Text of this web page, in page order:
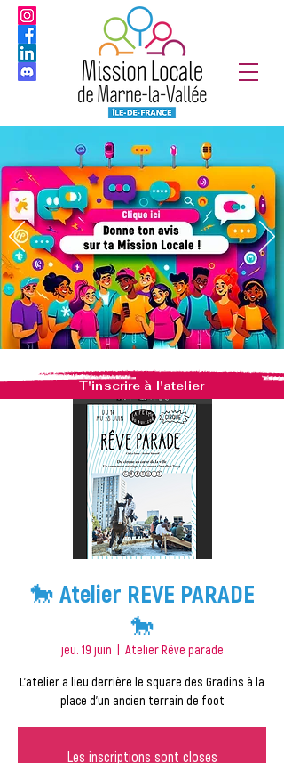
T'inscrire à l'atelier
🐎 Atelier REVE PARADE
🐎
jeu. 19 juin Atelier Rêve parade
L'atelier a lieu derrière le square des Gradins à la
place d'un ancien terrain de foot
Les inscriptions sont closes